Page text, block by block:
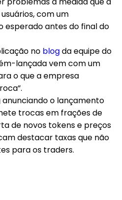
com um
esperado antes do final do
no blogda equipe do
lançada vem com um
o que a empresa
o lançamento
trocas em frações de
de novos tokens e preços
destacar taxas que não
para os traders.